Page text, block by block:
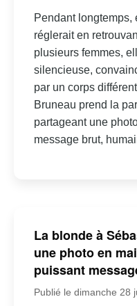
Pendant longtemps,
réglerait en
plusieurs femmes,
silencieuse,
par un corps
Bruneau prend la
partageant une
message brut,
La blonde à
une photo en
puissant
Publié le dimanche 28